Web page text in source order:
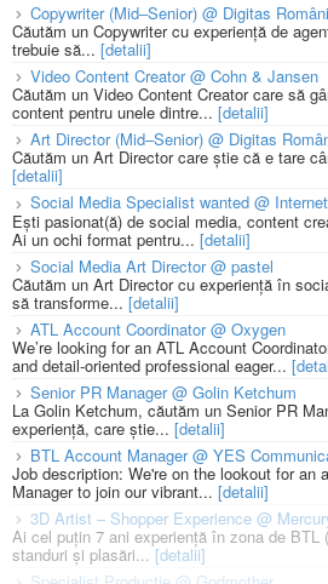
Copywriter (Mid–Senior) @ Digitas
Căutăm un Copywriter cu experiență de
trebuie să... [detalii]
Video Content Creator @ Cohn & Jansen
Căutăm un Video Content Creator care să
content pentru unele dintre... [detalii]
Art Director (Mid–Senior) @ Digitas
Căutăm un Art Director care știe că e tare
[detalii]
Social Media Specialist wanted @
Ești pasionat(ă) de social media, content
Ai un ochi format pentru... [detalii]
Social Media Art Director @ pastel
Căutăm un Art Director cu experiență în
să transforme... [detalii]
ATL Account Coordinator @ Oxygen
We’re looking for an ATL Account
and detail-oriented professional eager...
Senior PR Manager @ Golin Ketchum
La Golin Ketchum, căutăm un Senior PR
experiență, care știe... [detalii]
BTL Account Manager @ YES
Job description: We're on the lookout for an
Manager to join our vibrant... [detalii]
3D Artist – Shopper Experience @
Ai cel puțin 7 ani experiență în zona de BTL
standuri și plasări...[detalii]